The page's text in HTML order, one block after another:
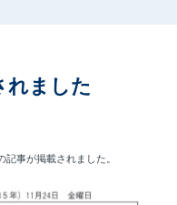
れました